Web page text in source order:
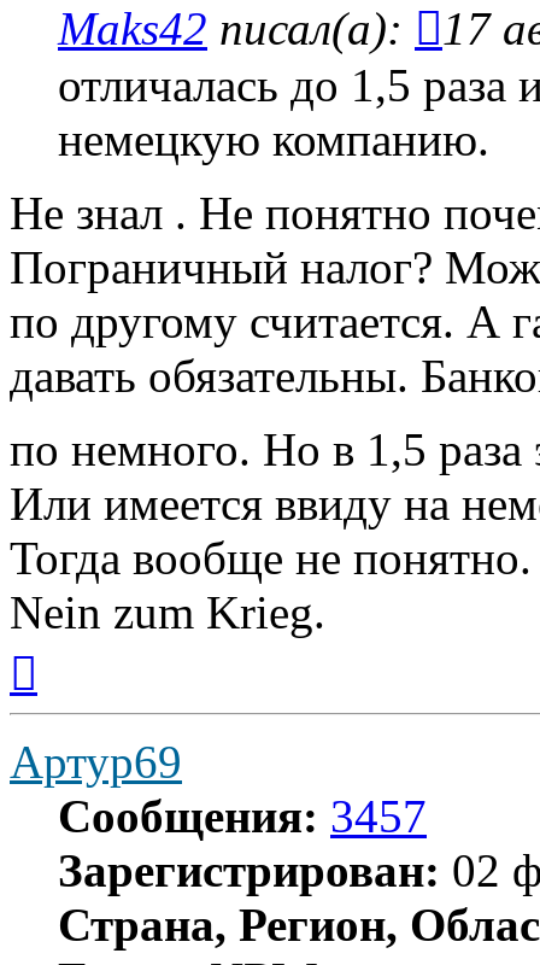
Maks42 писал(а):
17
отличалась до 1,5
немецкую компанию.
Не знал . Не понятно
Пограничный налог?
по другому считается. А
давать обязательны.
по немного. Но в 1,5 раза
Или имеется ввиду на
Тогда вообще не понятно.
Nein zum Krieg.
началу
Артур69
Сообщения: 3457
Зарегистрирован: 02
Страна, Регион,